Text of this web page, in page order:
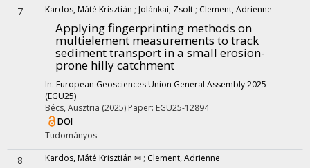
7 Kardos, Máté Krisztián ; Jolánkai, Zsolt ; Clement, Adrienne
Applying fingerprinting methods on
multielement measurements to track
sediment transport in a small erosion-
prone hilly catchment
In: European Geosciences Union General Assembly 2025
(EGU25)
Bécs, Ausztria (2025) Paper: EGU25-12894
DOI
Tudományos
8 Kardos, Máté Krisztián ✉ ; Clement, Adrienne